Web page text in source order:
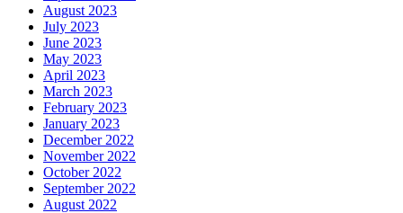
August 2023
July 2023
June 2023
May 2023
April 2023
March 2023
February 2023
January 2023
December 2022
November 2022
October 2022
September 2022
August 2022